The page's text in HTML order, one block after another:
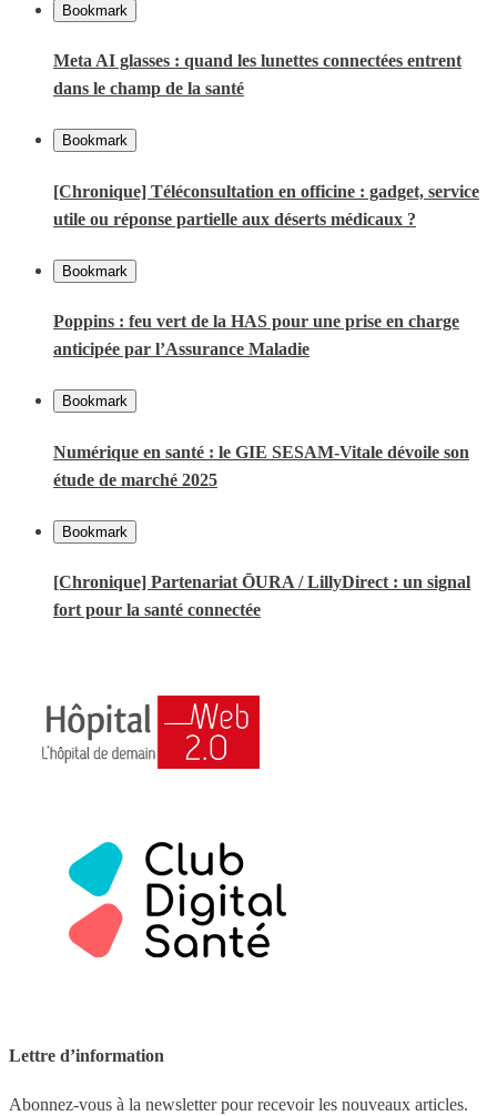
Bookmark
Meta AI glasses : quand les lunettes connectées entrent
dans le champ de la santé
Bookmark
[Chronique] Téléconsultation en officine : gadget, service
utile ou réponse partielle aux déserts médicaux ?
Bookmark
Poppins : feu vert de la HAS pour une prise en charge
anticipée par l’Assurance Maladie
Bookmark
Numérique en santé : le GIE SESAM-Vitale dévoile son
étude de marché 2025
Bookmark
[Chronique] Partenariat ŌURA / LillyDirect : un signal
fort pour la santé connectée
Lettre d’information
Abonnez-vous à la newsletter pour recevoir les nouveaux articles.